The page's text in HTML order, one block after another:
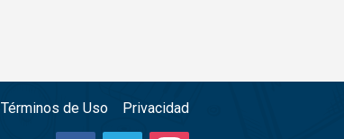
Términos de Uso Privacidad